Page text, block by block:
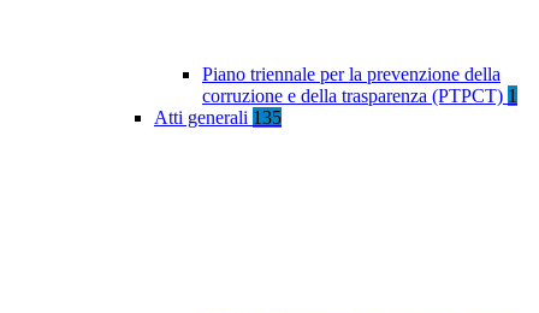
Piano triennale per la prevenzione della
corruzione e della trasparenza (PTPCT) 1
Atti generali 135